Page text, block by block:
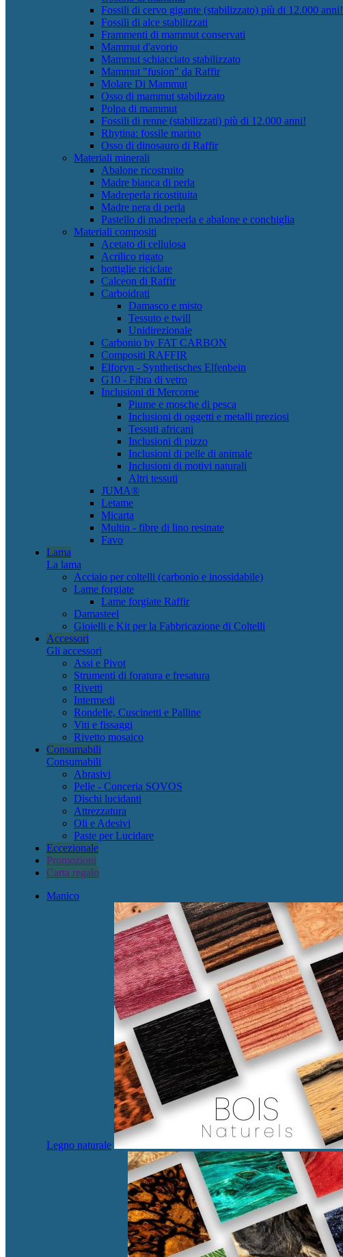
Fossili di cervo gigante (stabilizzato) più di 12.000 anni!
Fossili di alce stabilizzati
Frammenti di mammut conservati
Mammut d'avorio
Mammut schiacciato stabilizzato
Mammut "fusion" da Raffir
Molare Di Mammut
Osso di mammut stabilizzato
Polpa di mammut
Fossili di renne (stabilizzati) più di 12.000 anni!
Rhytina: fossile marino
Osso di dinosauro di Raffir
Materiali minerali
Abalone ricostruito
Madre bianca di perla
Madreperla ricostituita
Madre nera di perla
Pastello di madreperla e abalone e conchiglia
Materiali compositi
Acetato di cellulosa
Acrilico rigato
bottiglie riciclate
Calceon di Raffir
Carboidrati
Damasco e misto
Tessuto e twill
Unidirezionale
Carbonio by FAT CARBON
Compositi RAFFIR
Elforyn - Synthetisches Elfenbein
G10 - Fibra di vetro
Inclusioni di Mercorne
Piume e mosche di pesca
Inclusioni di oggetti e metalli preziosi
Tessuti africani
Inclusioni di pizzo
Inclusioni di pelle di animale
Inclusioni di motivi naturali
Altri tessuti
JUMA®
Letame
Micarta
Multin - fibre di lino resinate
Favo
Lama
La lama
Acciaio per coltelli (carbonio e inossidabile)
Lame forgiate
Lame forgiate Raffir
Damasteel
Gioielli e Kit per la Fabbricazione di Coltelli
Accessori
Gli accessori
Assi e Pivot
Strumenti di foratura e fresatura
Rivetti
Intermedi
Rondelle, Cuscinetti e Palline
Viti e fissaggi
Rivetto mosaico
Consumabili
Consumabili
Abrasivi
Pelle - Conceria SOVOS
Dischi lucidanti
Attrezzatura
Oli e Adesivi
Paste per Lucidare
Eccezionale
Promozioni
Carta regalo
Manico
Legno naturale